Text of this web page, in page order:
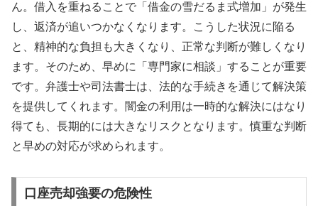
ん。借入を重ねることで「借金の雪だるま式増加」が発生
し、返済が追いつかなくなります。こうした状況に陥る
と、精神的な負担も大きくなり、正常な判断が難しくなり
ます。そのため、早めに「専門家に相談」することが重要
です。弁護士や司法書士は、法的な手続きを通じて解決策
を提供してくれます。闇金の利用は一時的な解決にはなり
得ても、長期的には大きなリスクとなります。慎重な判断
と早めの対応が求められます。
口座売却強要の危険性